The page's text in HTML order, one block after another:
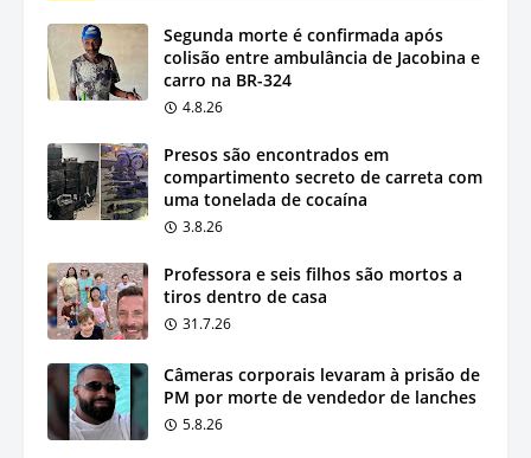
Segunda morte é confirmada após
colisão entre ambulância de Jacobina e
carro na BR-324
4.8.26
Presos são encontrados em
compartimento secreto de carreta com
uma tonelada de cocaína
3.8.26
Professora e seis filhos são mortos a
tiros dentro de casa
31.7.26
Câmeras corporais levaram à prisão de
PM por morte de vendedor de lanches
5.8.26